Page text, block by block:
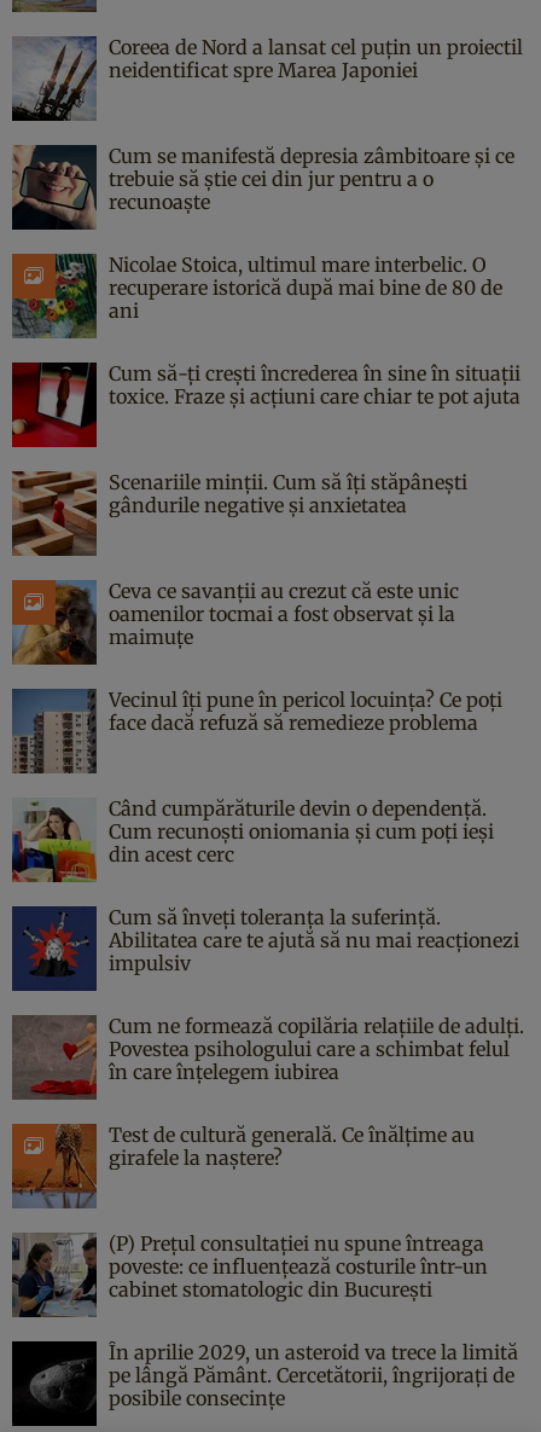
Coreea de Nord a lansat cel puțin un proiectil
neidentificat spre Marea Japoniei
Cum se manifestă depresia zâmbitoare și ce
trebuie să știe cei din jur pentru a o
recunoaște
Nicolae Stoica, ultimul mare interbelic. O
recuperare istorică după mai bine de 80 de
ani
Cum să-ți crești încrederea în sine în situații
toxice. Fraze și acțiuni care chiar te pot ajuta
Scenariile minții. Cum să îți stăpânești
gândurile negative și anxietatea
Ceva ce savanții au crezut că este unic
oamenilor tocmai a fost observat și la
maimuțe
Vecinul îți pune în pericol locuința? Ce poți
face dacă refuză să remedieze problema
Când cumpărăturile devin o dependență.
Cum recunoști oniomania și cum poți ieși
din acest cerc
Cum să înveți toleranța la suferință.
Abilitatea care te ajută să nu mai reacționezi
impulsiv
Cum ne formează copilăria relațiile de adulți.
Povestea psihologului care a schimbat felul
în care înțelegem iubirea
Test de cultură generală. Ce înălțime au
girafele la naștere?
(P) Prețul consultației nu spune întreaga
poveste: ce influențează costurile într-un
cabinet stomatologic din București
În aprilie 2029, un asteroid va trece la limită
pe lângă Pământ. Cercetătorii, îngrijorați de
posibile consecințe